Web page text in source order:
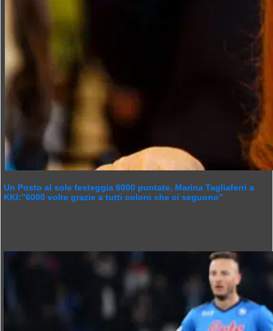
Un Posto al sole festeggia 6000 puntate, Marina Tagliaferri a
KKI:”6000 volte grazie a tutti coloro che ci seguono”